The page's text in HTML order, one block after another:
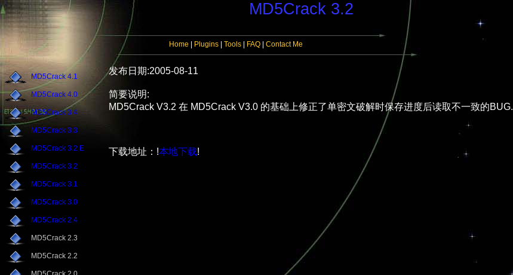
MD5Crack 3.2
Home Plugins Tools FAQ Contact Me
MD5Crack 4.1
MD5Crack 4.0
MD5Crack 3.4
MD5Crack 3.3
MD5Crack 3.2 E
MD5Crack 3.2
MD5Crack 3.1
MD5Crack 3.0
MD5Crack 2.4
MD5Crack 2.3
MD5Crack 2.2
发布日期:2005-08-11
简要说明:
MD5Crack V3.2 在 MD5Crack V3.0 的基础上修正了单密文破解时保存进度后读取不一致的BUG.
下载地址：!本地下载!